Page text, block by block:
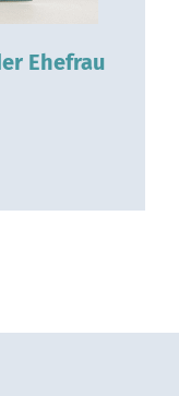
Ehefrau